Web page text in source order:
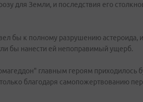
для Земли, и последствия его
бы к полному разрушению астероида,
бы нанести ей непоправимый ущерб.
главным героям приходилось
благодаря самопожертвованию